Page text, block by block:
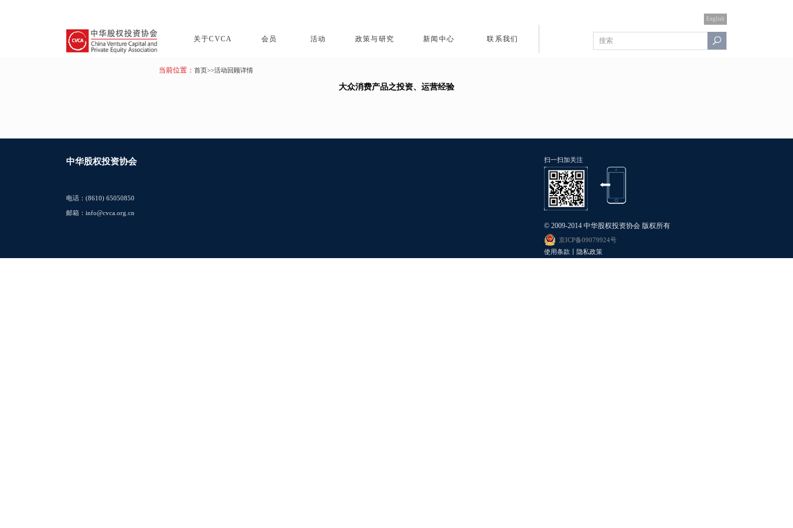
English
关于CVCA 会员 活动 政策与研究 新闻中心 联系我们
当前位置： 首页>>活动回顾详情
大众消费产品之投资、运营经验
中华股权投资协会
电话：(8610) 65050850
邮箱：info@cvca.org.cn
扫一扫加关注
© 2009-2014 中华股权投资协会 版权所有
京ICP备09079924号
使用条款丨隐私政策